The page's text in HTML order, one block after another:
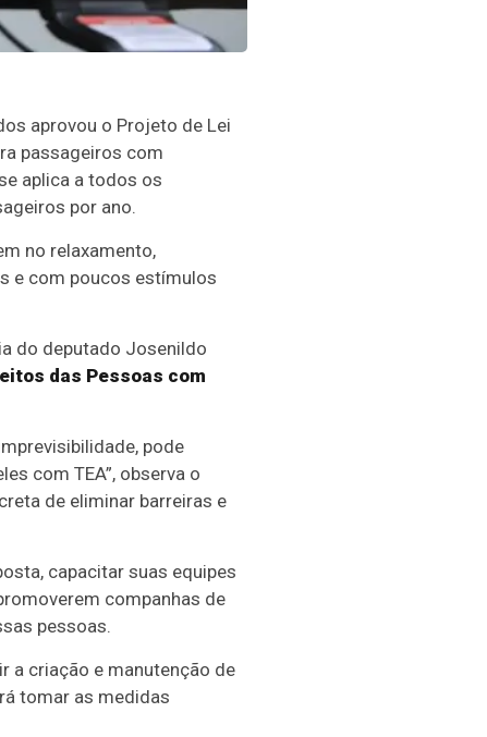
aprovou o Projeto de Lei
passageiros com
aplica a todos os
por ano.
no relaxamento,
e com poucos estímulos
do deputado Josenildo
das Pessoas com
pode
com TEA”, observa o
de eliminar barreiras e
capacitar suas equipes
companhas de
pessoas.
a criação e manutenção de
tomar as medidas